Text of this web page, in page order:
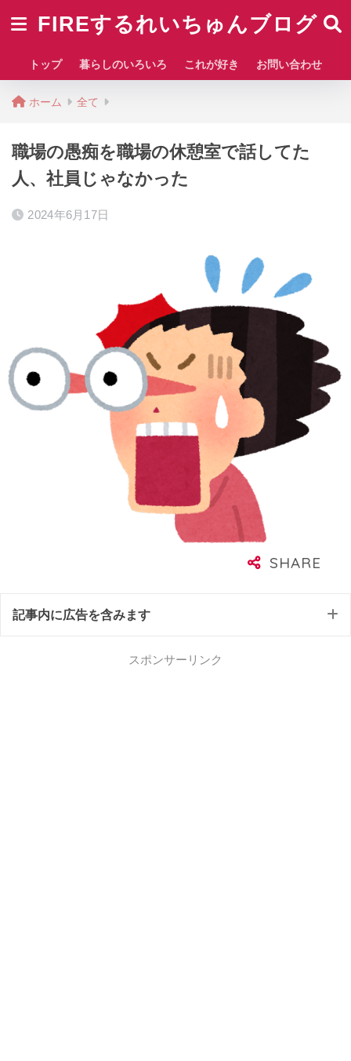
FIREするれいちゅんブログ
トップ 暮らしのいろいろ これが好き お問い合わせ
ホーム 全て
職場の愚痴を職場の休憩室で話してた
人、社員じゃなかった
2024年6月17日
記事内に広告を含みます
スポンサーリンク